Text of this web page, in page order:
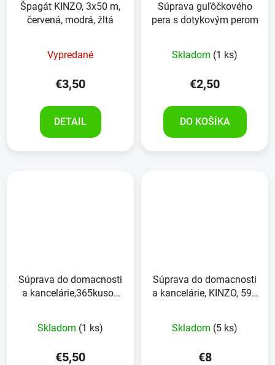
Špagát KINZO, 3x50 m,
červená, modrá, žltá
Vypredané
€3,50
DETAIL
Súprava guľôčkového
pera s dotykovým perom
Skladom (1 ks)
€2,50
DO KOŠÍKA
Súprava do domacnosti
a kancelárie,365kusov
Skladom (1 ks)
€5,50
Súprava do domacnosti
a kancelárie, KINZO, 594
Skladom (5 ks)
€8